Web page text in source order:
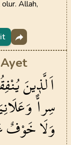
olur. Allah,
اَلَّذ۪ينَ
سِراًّ
وَلَاخَوْفٌ